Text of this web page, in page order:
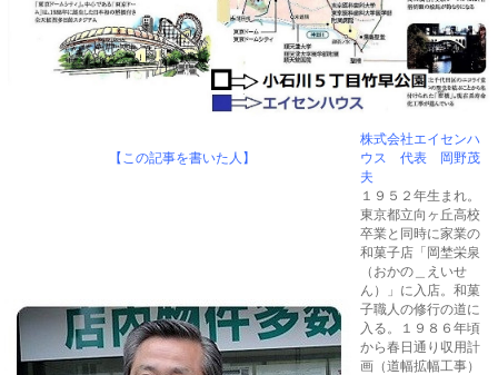
【この記事を書いた人】
株式会社エイセンハ
ウス 代表 岡野茂
夫
１９５２年生まれ。
東京都立向ヶ丘高校
卒業と同時に家業の
和菓子店「岡埜栄泉
（おかの＿えいせ
ん）」に入店。和菓
子職人の修行の道に
入る。１９８６年頃
から春日通り収用計
画（道幅拡幅工事）